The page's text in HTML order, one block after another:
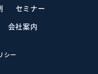
セミナー
会社案内
シー